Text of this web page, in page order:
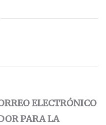
ELECTRÓNICO
PARA LA